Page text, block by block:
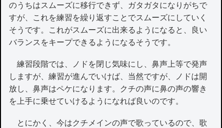
のうちはスムーズに移行できず、ガタガタになりがちで
すが、これを練習を繰り返すことでスムーズにしていく
そうです。これがスムーズに出来るようになると、良い
バランスをキープできるようになるそうです。
練習段階では、ノドを閉じ気味にし、鼻声上等で発声
しますが、練習が進んでいけば、当然ですが、ノドは開
放し、鼻声はペケになります。クチの声に鼻の声の響き
を上手に乗せていけるようになれば良いのです。
とにかく、今はクチメインの声で歌っているので、歌